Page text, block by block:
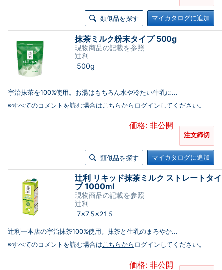
類似品を探す マイカタログに追加
抹茶ミルク粉末タイプ 500g
現物商品の記載を参照
辻利
500g
宇治抹茶を100%使用。お湯はもちろん水や冷たい牛乳に...
※すべてのコメントを読む場合はこちらから ログインしてください。
価格: 非公開
注文締切
類似品を探す マイカタログに追加
辻利 リキッド抹茶ミルク ストレートタイ
プ 1000ml
現物商品の記載を参照
辻利
7×7.5×21.5
辻利一本店の宇治抹茶100%使用。抹茶と生乳のまろやか...
※すべてのコメントを読む場合はこちらから ログインしてください。
価格: 非公開